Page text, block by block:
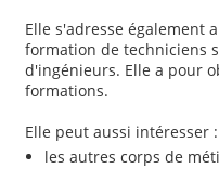
Elle s'adresse également
formation de techniciens
d'ingénieurs. Elle a pour
formations.
Elle peut aussi intéresser :
les autres corps de